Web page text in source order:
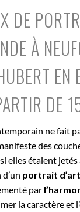
DE
À
EN
DE
ne fait
des
elles étaient jetés
portrait d’art
par
la caractère et